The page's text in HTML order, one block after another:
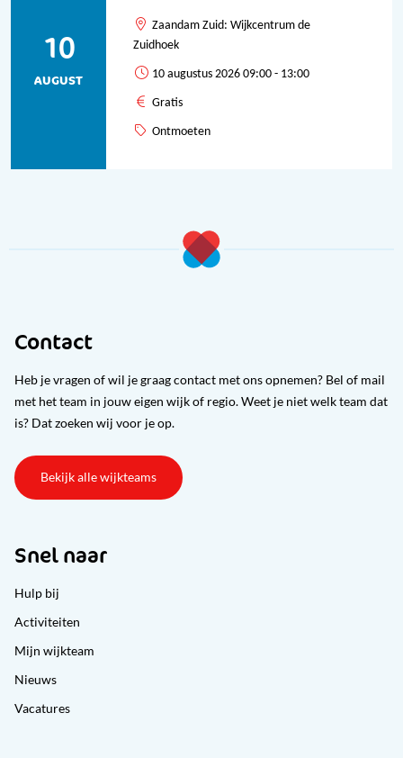
10
AUGUST
Zaandam Zuid: Wijkcentrum de
Zuidhoek
10 augustus 2026 09:00 - 13:00
Gratis
Ontmoeten
Contact
Heb je vragen of wil je graag contact met ons opnemen? Bel of mail
met het team in jouw eigen wijk of regio. Weet je niet welk team dat
is? Dat zoeken wij voor je op.
Bekijk alle wijkteams
Snel naar
Hulp bij
Activiteiten
Mijn wijkteam
Nieuws
Vacatures